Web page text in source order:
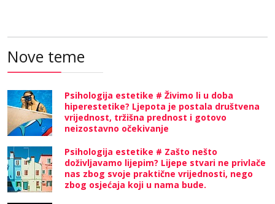
Nove teme
Psihologija estetike # Živimo li u doba
hiperestetike? Ljepota je postala društvena
vrijednost, tržišna prednost i gotovo
neizostavno očekivanje
Psihologija estetike # Zašto nešto
doživljavamo lijepim? Lijepe stvari ne privlače
nas zbog svoje praktične vrijednosti, nego
zbog osjećaja koji u nama bude.